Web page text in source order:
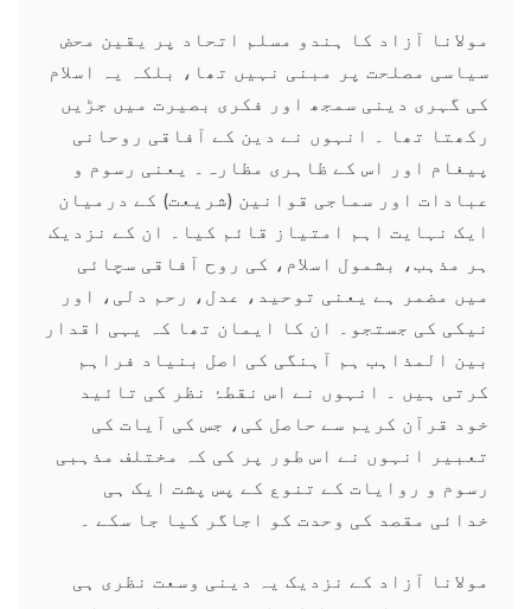
مولانا آزاد کا ہندو مسلم اتحاد پر یقین محض
سیاسی مصلحت پر مبنی نہیں تھا، بلکہ یہ اسلام
کی گہری دینی سمجھ اور فکری بصیرت میں جڑیں
رکھتا تھا ۔ انہوں نے دین کے آفاقی روحانی
پیغام اور اس کے ظاہری مظارہ۔ یعنی رسوم و
عبادات اور سماجی قوانین (شریعت) کے درمیان
ایک نہایت اہم امتیاز قائم کیا۔ ان کے نزدیک
ہر مذہب، بشمول اسلام، کی روح آفاقی سچائی
میں مضمر ہے یعنی توحید، عدل، رحم دلی، اور
نیکی کی جستجو۔ ان کا ایمان تھا کہ یہی اقدار
بین المذاہب ہم آہنگی کی اصل بنیاد فراہم
کرتی ہیں ۔ انہوں نے اس نقطۂ نظر کی تائید
خود قرآن کریم سے حاصل کی، جس کی آیات کی
تعبیر انہوں نے اس طور پر کی کہ مختلف مذہبی
رسوم و روایات کے تنوع کے پس پشت ایک ہی
خدائی مقصد کی وحدت کو اجاگر کیا جا سکے ۔
مولانا آزاد کے نزدیک یہ دینی وسعت نظری ہی